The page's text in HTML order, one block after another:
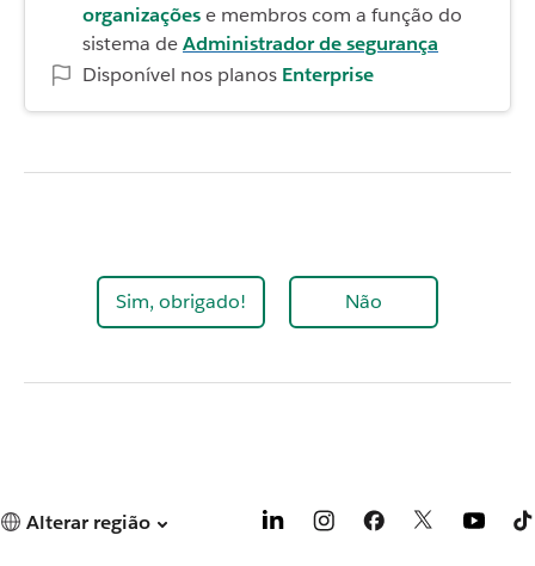
organizaçõese membros com a função do
sistema deAdministrador de segurança
Disponível nos planos Enterprise
Sim, obrigado! Não
Alterar região